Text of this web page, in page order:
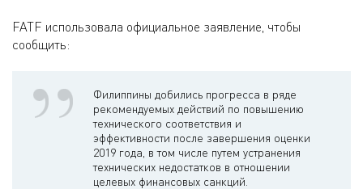
FATF использовала официальное заявление, чтобы
сообщить:
Филиппины добились прогресса в ряде
рекомендуемых действий по повышению
технического соответствия и
эффективности после завершения оценки
2019 года, в том числе путем устранения
технических недостатков в отношении
целевых финансовых санкций.